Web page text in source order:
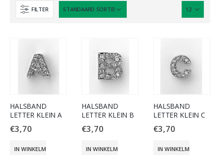
FILTER
HALSBAND
LETTER KLEIN A
€3,70
IN WINKELMAND
HALSBAND
LETTER KLEIN B
€3,70
IN WINKELMAND
HALSBAND
LETTER KLEIN C
€3,70
IN WINKELMAND